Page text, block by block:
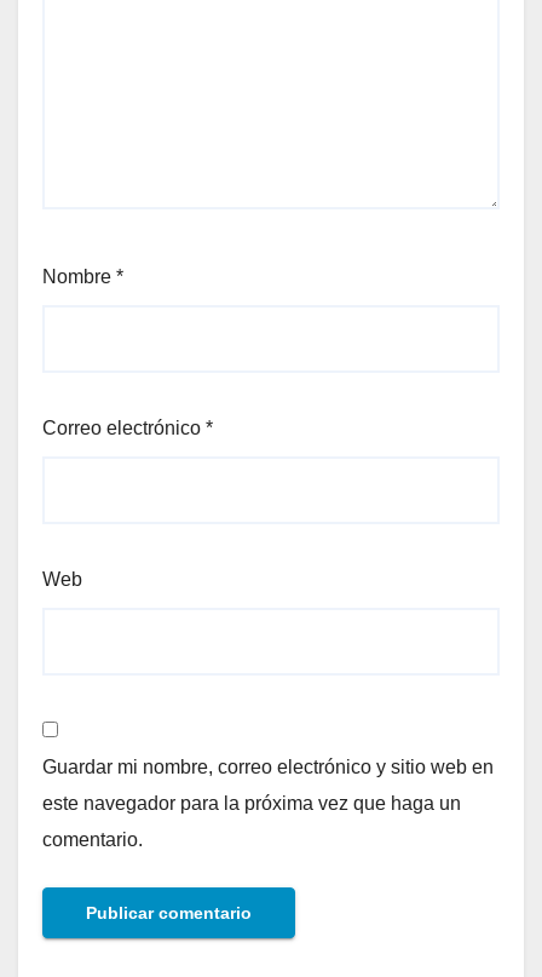
Nombre *
Correo electrónico *
Web
Guardar mi nombre, correo electrónico y sitio web en
este navegador para la próxima vez que haga un
comentario.